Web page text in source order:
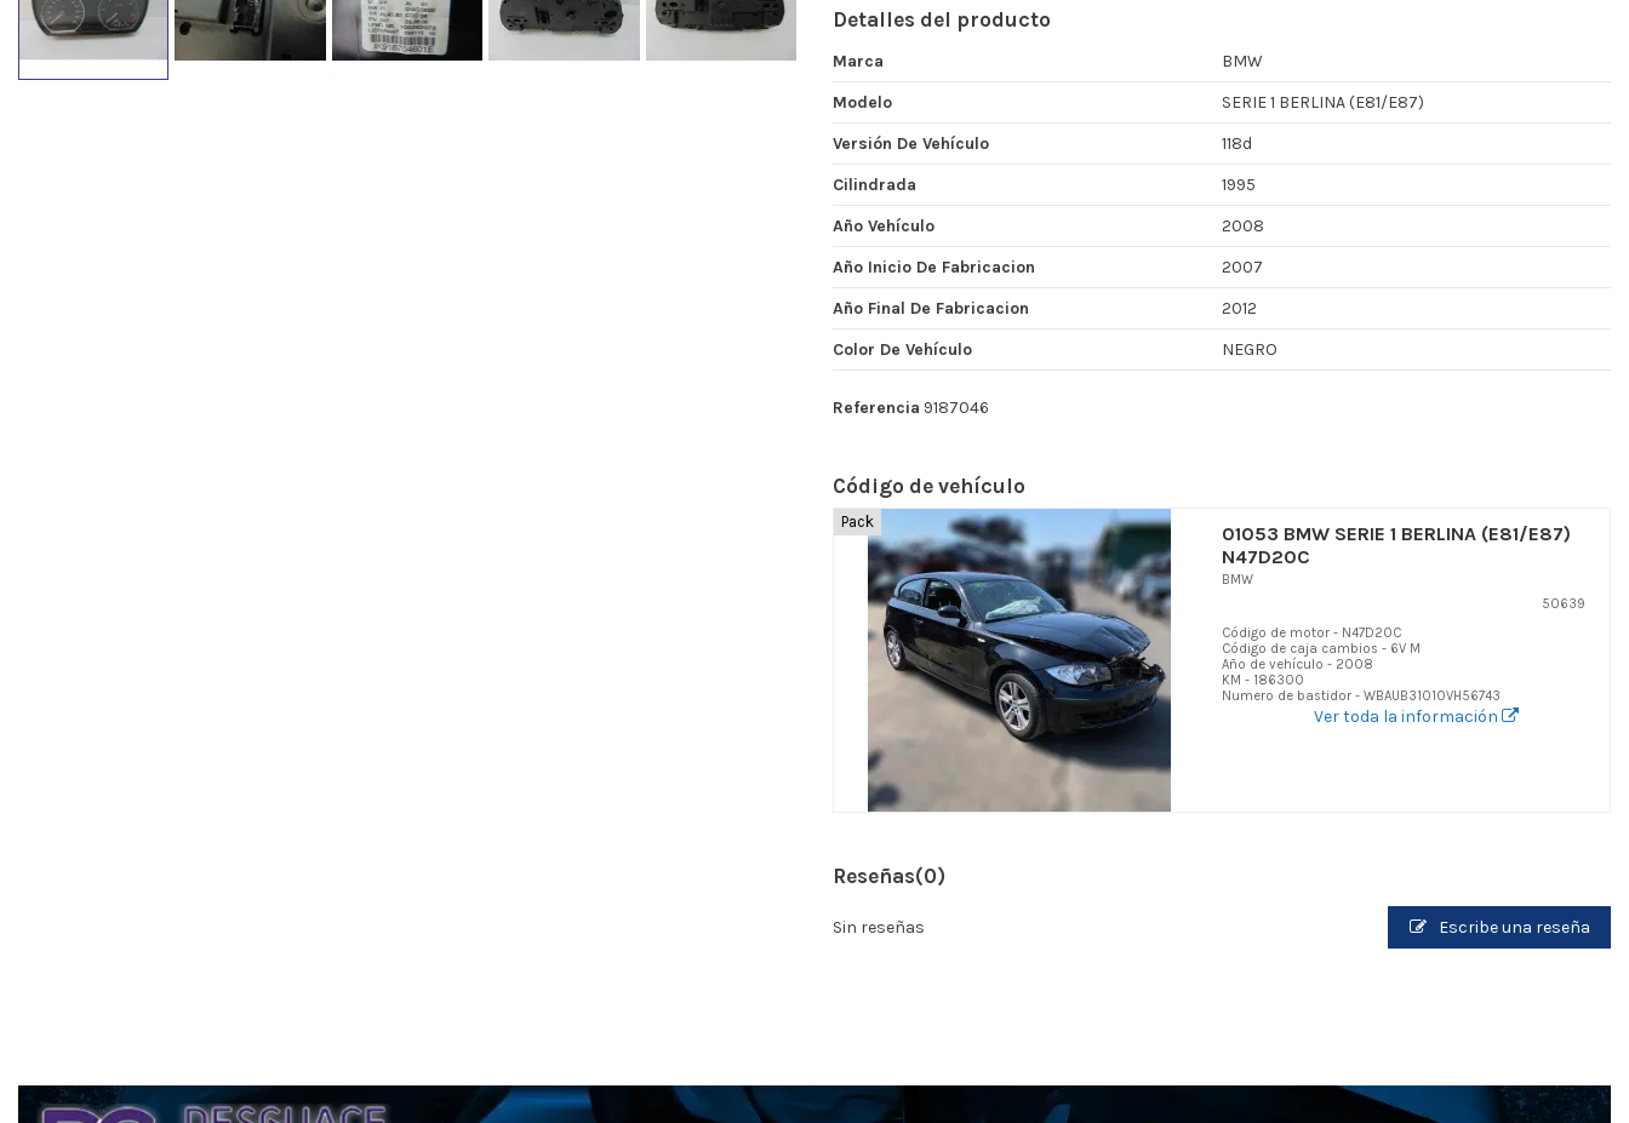
Detalles del producto
Marca
BMW
Modelo
SERIE 1 BERLINA (E81/E87)
Versión De Vehículo
118d
Cilindrada
1995
Año Vehículo
2008
Año Inicio De Fabricacion
2007
Año Final De Fabricacion
2012
Color De Vehículo
NEGRO
Referencia 9187046
Código de vehículo
Pack
01053 BMW SERIE 1 BERLINA (E81/E87)
N47D20C
BMW
50639
Código de motor - N47D20C
Código de caja cambios - 6V M
Año de vehículo - 2008
KM - 186300
Numero de bastidor - WBAUB31010VH56743
Ver toda la información
Reseñas(0)
Sin reseñas Escribe una reseña